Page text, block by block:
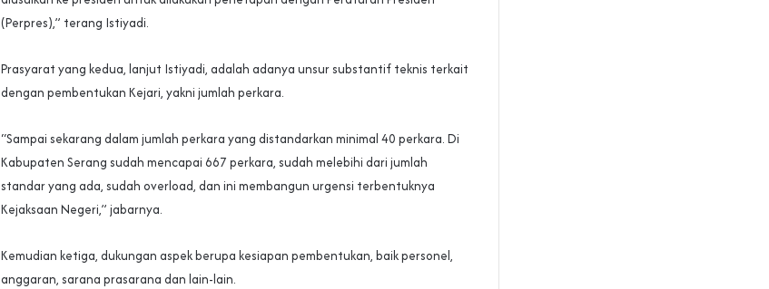
(Perpres),” terang Istiyadi.
Prasyarat yang kedua, lanjut Istiyadi, adalah adanya unsur substantif teknis terkait
dengan pembentukan Kejari, yakni jumlah perkara.
“Sampai sekarang dalam jumlah perkara yang distandarkan minimal 40 perkara. Di
Kabupaten Serang sudah mencapai 667 perkara, sudah melebihi dari jumlah
standar yang ada, sudah overload, dan ini membangun urgensi terbentuknya
Kejaksaan Negeri,” jabarnya.
Kemudian ketiga, dukungan aspek berupa kesiapan pembentukan, baik personel,
anggaran, sarana prasarana dan lain-lain.